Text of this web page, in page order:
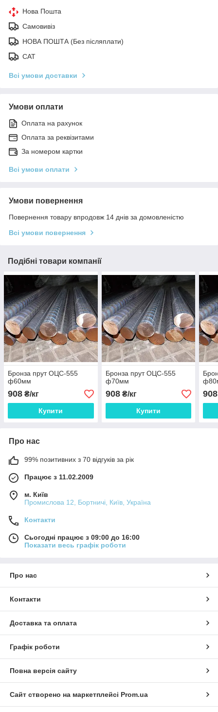
Нова Пошта
Самовивіз
НОВА ПОШТА (Без післяплати)
САТ
Всі умови доставки
Умови оплати
Оплата на рахунок
Оплата за реквізитами
За номером картки
Всі умови оплати
Умови повернення
Повернення товару впродовж 14 днів за домовленістю
Всі умови повернення
Подібні товари компанії
Бронза прут ОЦС-555
ф60мм
908 ₴/кг
Купити
Бронза прут ОЦС-555
ф70мм
908₴/кг
Купити
908
Про нас
99% позитивних з 70 відгуків за рік
Працює з 11.02.2009
м. Київ
Промислова 12, Бортничі, Київ, Україна
Контакти
Сьогодні працює з 09:00 до 16:00
Показати весь графік роботи
Про нас
Контакти
Доставка та оплата
Графік роботи
Повна версія сайту
Сайт створено на маркетплейсі Prom.ua